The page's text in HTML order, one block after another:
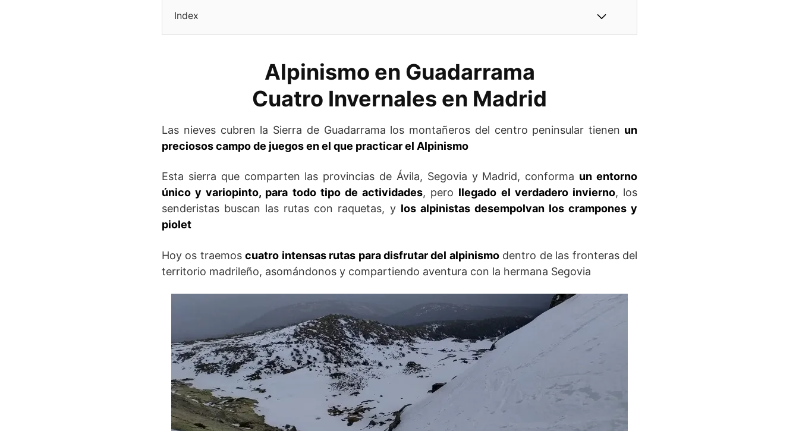
Index
Alpinismo en Guadarrama
Cuatro Invernales en Madrid
Las nieves cubren la Sierra de Guadarrama los montañeros del centro peninsular tienen un
preciosos campo de juegos en el que practicar el Alpinismo
Esta sierra que comparten las provincias de Ávila, Segovia y Madrid, conforma un entorno
único y variopinto, para todo tipo de actividades, pero llegado el verdadero invierno, los
senderistas buscan las rutas con raquetas, y los alpinistas desempolvan los crampones y
piolet
Hoy os traemoscuatro intensas rutas para disfrutar del alpinismodentro de las fronteras del
territorio madrileño, asomándonos y compartiendo aventura con la hermana Segovia